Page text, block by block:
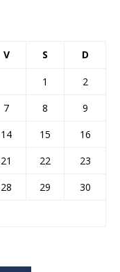
V S D
1
2
7 8
9
14 15
16
21 22
23
28 29
30